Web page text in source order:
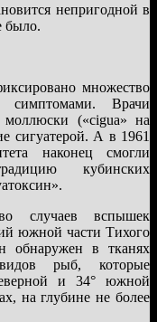
непригодной в
было.
множество
симптомами. Врачи
(«cigua» на
сигуатерой. А в 1961
наконец смогли
кубинских
случаев вспышек
южной части Тихого
обнаружен в тканях
рыб, которые
и 34° южной
на глубине не более